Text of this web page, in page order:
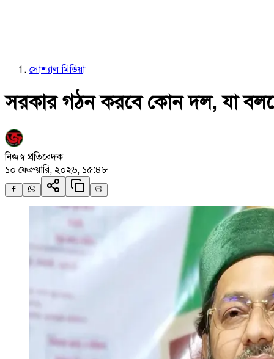
সোশ্যাল মিডিয়া
সরকার গঠন করবে কোন দল, যা
নিজস্ব প্রতিবেদক
১০ ফেব্রুয়ারি, ২০২৬, ১৫:৪৮